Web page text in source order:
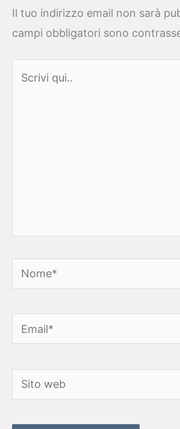
Il tuo indirizzo email non sarà
campi obbligatori sono
Nome*
Email*
Sito
web